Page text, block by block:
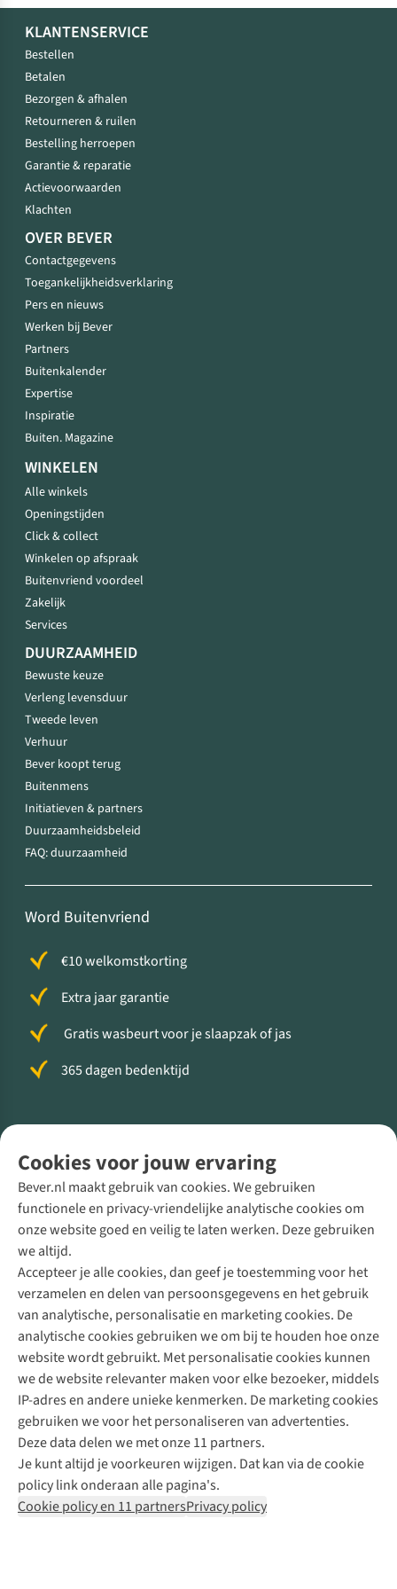
Cookies voor jouw ervaring
Bever.nl maakt gebruik van cookies. We gebruiken
functionele en privacy-vriendelijke analytische cookies om
onze website goed en veilig te laten werken. Deze gebruiken
we altijd.
Accepteer je alle cookies, dan geef je toestemming voor het
verzamelen en delen van persoonsgegevens en het gebruik
van analytische, personalisatie en marketing cookies. De
analytische cookies gebruiken we om bij te houden hoe onze
website wordt gebruikt. Met personalisatie cookies kunnen
we de website relevanter maken voor elke bezoeker, middels
IP-adres en andere unieke kenmerken. De marketing cookies
gebruiken we voor het personaliseren van advertenties.
Deze data delen we met onze 11 partners.
Je kunt altijd je voorkeuren wijzigen. Dat kan via de cookie
policy link onderaan alle pagina's.
Cookie policy en 11 partnersPrivacy policy
KLANTENSERVICE
Bestellen
Betalen
Bezorgen & afhalen
Retourneren & ruilen
Bestelling herroepen
Garantie & reparatie
Actievoorwaarden
Klachten
OVER BEVER
Contactgegevens
Toegankelijkheidsverklaring
Pers en nieuws
Werken bij Bever
Partners
Buitenkalender
Expertise
Inspiratie
Buiten. Magazine
WINKELEN
Alle winkels
Openingstijden
Click & collect
Winkelen op afspraak
Buitenvriend voordeel
Zakelijk
Services
DUURZAAMHEID
Bewuste keuze
Verleng levensduur
Tweede leven
Verhuur
Bever koopt terug
Buitenmens
Initiatieven & partners
Duurzaamheidsbeleid
FAQ: duurzaamheid
Word Buitenvriend
€10 welkomstkorting
Extra jaar garantie
Gratis wasbeurt voor je slaapzak of jas
365 dagen bedenktijd
Direct advies van een Buitenexpert
+31 (0)85 888 50 88
+31 6 12 28 49 80
Contactformulier